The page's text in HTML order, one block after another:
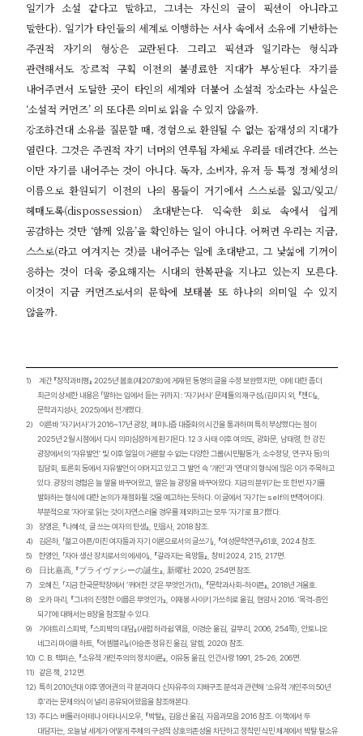
일기가 소설 같다고 말하고, 그녀는 자신의 글이 픽션이 아니라고
말한다). 일기가 타인들의 세계로 이행하는 서사 속에서 소유에 기반하는
주권적 자기의 형상은 교란된다. 그리고 픽션과 일기라는 형식과
관련해서도 장르적 구획 이전의 불명료한 지대가 부상된다.자기를
내어주면서 도달한 곳이 타인의 세계와 더불어 소설적 장소라는 사실은
‘소설적 커먼즈’ 의 또다른 의미로 읽을 수 있지 않을까.
강조하건대 소유를 질문할 때, 경험으로 환원될 수 없는 잠재성의 지대가
열린다. 그것은 주권적 자기 너머의 연루됨 자체로 우리를 데려간다. 쓰는
이만 자기를 내어주는 것이 아니다.독자, 소비자,유저 등 특정 정체성의
이름으로 환원되기 이전의 나의 몸들이 거기에서 스스로를 잃고/잊고/
헤매도록(dispossession) 초대받는다. 익숙한 회로 속에서 쉽게
공감하는 것만 ‘함께 있음’을 확인하는 일이 아니다. 어쩌면 우리는 지금,
스스로(라고 여겨지는 것)를 내어주는 일에 초대받고, 그 낯섦에 기꺼이
응하는 것이 더욱 중요해지는 시대의 한복판을 지나고 있는지 모른다.
이것이 지금 커먼즈로서의 문학에 보태볼 또 하나의 의미일 수 있지
않을까.
1) 계간 『창작과비평』 2025년 봄호(제207호)에 게재된 동명의 글을 수정 보완했지만, 이에 대한 좀더
최근의 상세한 내용은 「말하는 입에서 듣는 귀까지: ‘자기서사’문제틀의 재구성」(김미지 외, 『젠더』,
문학과지성사, 2025)에서 전개했다.
2)
이른바‘자기서사’가2016~17년 광장, 페미니즘 대중화의 시간을 통과하며 특히 부상했다는 점이
2025년2월 시점에서 다시 의미심장하게 환기된다. 12·3 사태 이후 여의도, 광화문, 남태령, 한 강진
광장에서의‘자유발언’ 및 이후 일일이 거론할 수 없는 다양한 그룹(시민활동가, 소수정당, 연구자 등)의
집담회, 토론회 등에서 자유발언이 이어지고 있고 그 발언 속‘개인’과‘연대’의 형식에 많은 이가 주목하고
있다. 광장의 경험은 늘 말을 바꾸어왔고 말은 늘 광장을 바꾸어왔다. 지금의 분위기는 또 한번 자기를
발화하는 형식에 대한 논의가 재점화될 것을 예고하는 듯하다. 이 글에서 ‘자기’는 self의 번역어이다.
부분적으로‘자아’로 읽는 것이 자연스러울 경우를 제외하고는 모두‘자기’로 표기했다.
3)
장영은, 『나혜석 글 쓰는 여자의 탄생』, 민음사, 2018참조.
4)
김은하, 「젊고 아픈/미친 여자들과 자기 이론으로서의 글쓰기」, 『여성문학연구』61호, 2024참조.
5)
한영인 , 「자아 생산 장치로서의 에세이」, 『갈라지는 욕망들』, 창비2024, 215, 217면.
6)
日比嘉高, 『プライヴァシーの誕生』, 新曜社2020, 254면 참조.
7)
오혜진, 「지금 한국문학장에서 ‘퀴어한 것’은 무엇인가(1)」, 『문학과사회-하이픈』, 2018년 겨울호.
8)
오카 마리, 『그녀의 진정한 이름은 무엇인가』, 이재봉·사이키 가쓰히로 옮김, 현암사2016. ‘목격-증인
되기’에 대해서는8장을 참조할 수 있다.
9)
가야트리 스피박, 『스피박의 대담』(새럼 하라쉼 엮음, 이경순 옮김, 갈무리, 2006, 254쪽), 안토니오
네그리·마이클 하트, 『어셈블리』(이승준·정유진 옮김, 알렙, 2020) 참조.
10) C. B. 맥퍼슨, 『소유적 개인주의의 정치이론』, 이유동 옮김, 인간사랑1991, 25-26, 206면.
11)
같은 책 , 212면.
12) 특히2010년대 이후 영어권의 각 분과마다 신자유주의 지배구조 분석과 관련해 ‘소유적 개인주의50년
후’라는 문제의식이 널리 공유되어왔음을 참조해본다.
13) 주디스 버틀러·아테나 아타나시오우, 『박탈』, 김응산 옮김, 자음과모음2016참조. 이 책에서 두
대담자는, 오늘날 세계가 어떻게 주체의 구성적 상호의존성을 차단하고 정착민 식민 체계에서 박탈·탈소유